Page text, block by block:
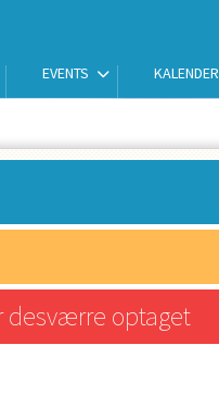
EVENTS KALENDER
desværre optaget